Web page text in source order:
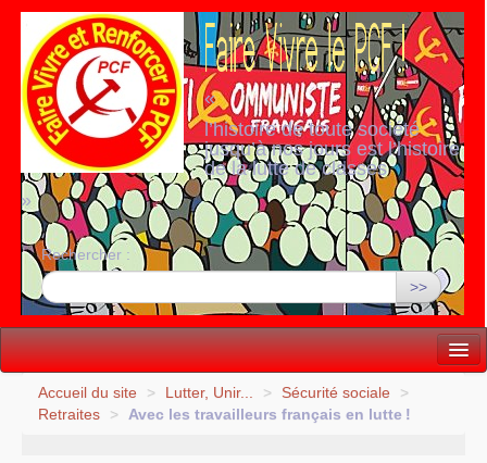
«
l’histoire de toute société
jusqu’à nos jours est l’histoire
de la lutte de classes
»
Rechercher :
>>
Vie politique
Accueil du site > Lutter, Unir... > Sécurité sociale
>
Retraites
> Avec les travailleurs français en lutte !